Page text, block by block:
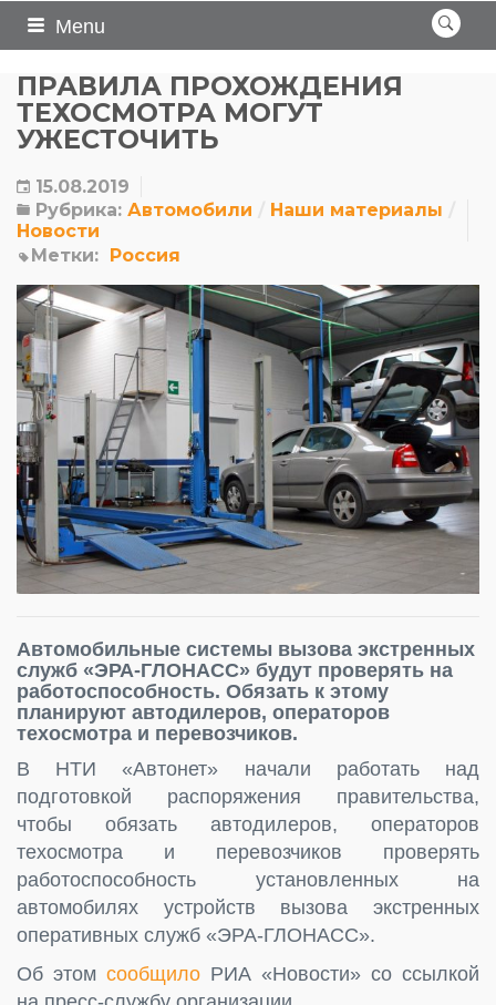
Menu
ПРАВИЛА ПРОХОЖДЕНИЯ
ТЕХОСМОТРА МОГУТ
УЖЕСТОЧИТЬ
15.08.2019
Рубрика: Автомобили
Наши материалы
Новости
Метки: Россия
Автомобильные системы вызова экстренных
служб «ЭРА-ГЛОНАСС» будут проверять на
работоспособность. Обязать к этому
планируют автодилеров, операторов
техосмотра и перевозчиков.
В НТИ «Автонет» начали работать над
подготовкой распоряжения правительства,
чтобы обязать автодилеров, операторов
техосмотра и перевозчиков проверять
работоспособность установленных на
автомобилях устройств вызова экстренных
оперативных служб «ЭРА-ГЛОНАСС».
Об этом сообщило РИА «Новости» со ссылкой